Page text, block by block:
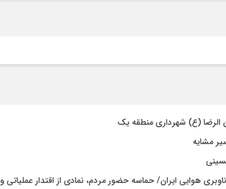
الرضا (ع) شهرداری منطقه یک
هوایی ایران/ حماسه حضور مردم، نمادی از اقتدار عملیاتی و